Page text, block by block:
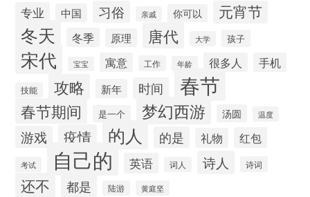
专业 中国 习俗 亲戚 你可以 元宵节
冬天 冬季 原理 唐代 大学 孩子
宋代 宝宝 寓意 工作 年龄 很多人 手机
技能 攻略 新年 时间 春节
春节期间 是一个 梦幻西游 汤圆 温度
游戏 疫情 的人 的是 礼物 红包
考试 自己的 英语 词人 诗人 诗词
还不 都是 陆游 黄庭坚